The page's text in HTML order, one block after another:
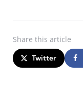
Share this article
Twitter